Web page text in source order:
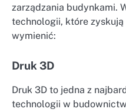
zarządzania budynkami.
technologii, które
wymienić:
Druk 3D
Druk 3D to jedna z
technologii w